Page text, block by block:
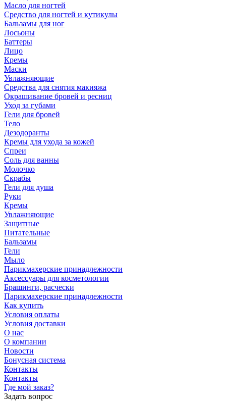
Масло для ногтей
Средство для ногтей и кутикулы
Бальзамы для ног
Лосьоны
Баттеры
Лицо
Кремы
Маски
Увлажняющие
Средства для снятия макияжа
Окрашивание бровей и ресниц
Уход за губами
Гели для бровей
Тело
Дезодоранты
Кремы для ухода за кожей
Спреи
Соль для ванны
Молочко
Скрабы
Гели для душа
Руки
Кремы
Увлажняющие
Защитные
Питательные
Бальзамы
Гели
Мыло
Парикмахерские принадлежности
Аксессуары для косметологии
Брашинги, расчески
Парикмахерские принадлежности
Как купить
Условия оплаты
Условия доставки
О нас
О компании
Новости
Бонусная система
Контакты
Контакты
Где мой заказ?
Задать вопрос